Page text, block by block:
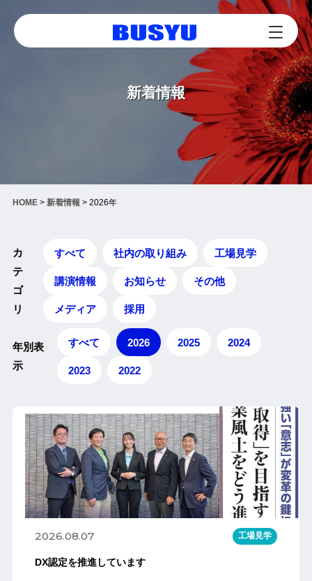
新着情報
HOME> 新着情報 > 2026年
カ
テ
ゴ
リ
すべて 社内の取り組み 工場見学
講演情報 お知らせ その他
メディア 採用
年別表
示
すべて 2026 2025 2024
2023 2022
2026.08.07 工場見学
DX認定を推進しています